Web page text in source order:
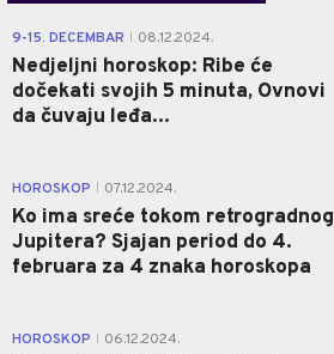
9-15. DECEMBAR 08.12.2024.
Nedjeljni horoskop: Ribe će
dočekati svojih 5 minuta, Ovnovi
da čuvaju leđa...
HOROSKOP 07.12.2024.
Ko ima sreće tokom retrogradnog
Jupitera? Sjajan period do 4.
februara za 4 znaka horoskopa
HOROSKOP 06.12.2024.